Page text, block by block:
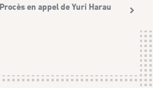
en appel de Yuri Harauski,